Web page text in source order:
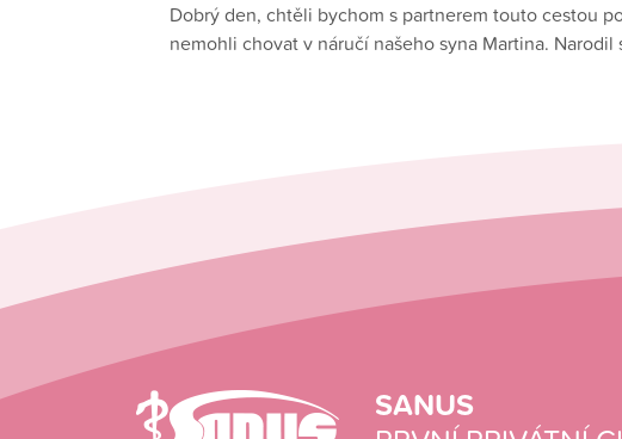
Dobrý den, chtěli bychom s partnerem touto cestou
nemohli chovat v náručí našeho syna Martina.
SANUS